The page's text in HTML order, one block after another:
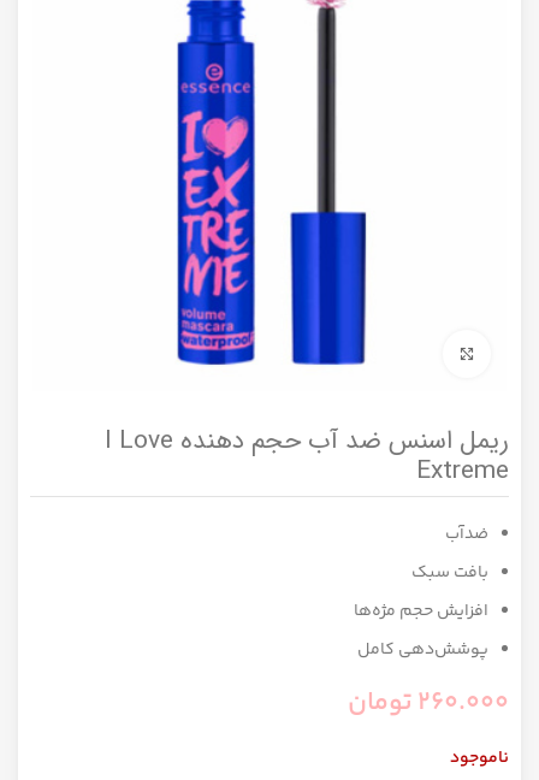
ریمل اسنس ضد آب حجم دهنده I Love
Extreme
ضد‌آب
بافت سبک
افزایش حجم مژه‌ها
پوشش‌دهی کامل
260.000تومان
ناموجود